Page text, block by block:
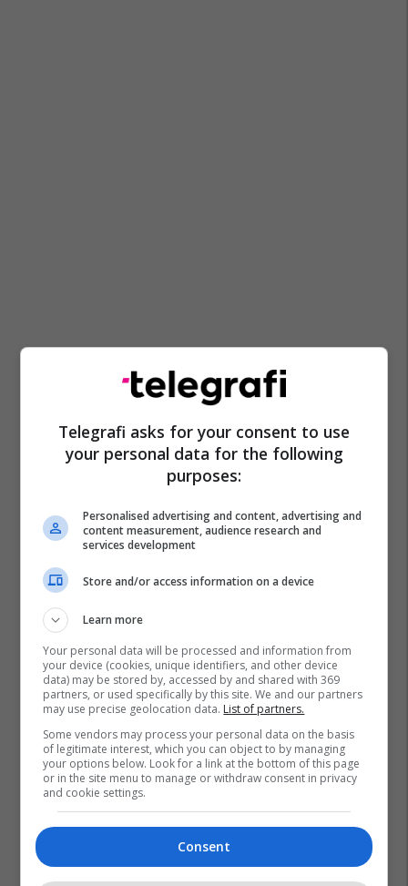
Bashkimi Evropian
Jeton Zulfaj
Telegrafi asks for your consent to use
your personal data for the following
purposes:
Personalised advertising and content, advertising and
content measurement, audience research and
services development
Store and/or access information on a device
Learn more
Your personal data will be processed and information from
your device (cookies, unique identifiers, and other device
data) may be stored by, accessed by and shared with 369
partners, or used specifically by this site. We and our partners
may use precise geolocation data. List of partners.
Some vendors may process your personal data on the basis
of legitimate interest, which you can object to by managing
your options below. Look for a link at the bottom of this page
or in the site menu to manage or withdraw consent in privacy
and cookie settings.
Consent